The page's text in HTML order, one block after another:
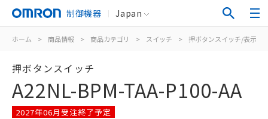
制御機器 Japan
ホーム > 商品情報 > 商品カテゴリ > スイッチ > 押ボタンスイッチ/表示灯
押ボタンスイッチ
A22NL-BPM-TAA-P100-AA
2027年06月受注終了予定